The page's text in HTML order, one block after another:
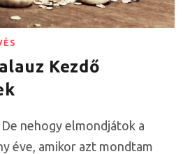
Kezdő
nehogy elmondjátok a
éve, amikor azt mondtam